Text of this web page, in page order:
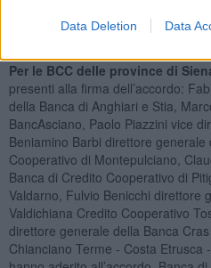
Data Deletion Data
fatto le Banche del territorio, che in
Per le BCC delle province di
presenti alla firma dell’accordo:
della Banca di Anghiari e Stia,
BancAsciano, Paolo Piazzini vice
Beniamino Barbi direttore generale
Cooperativo di Montepulciano,
Banca di Credito Cooperativo di
Valdarno, Fulvio Benicchi direttore
Valdichiana Credito Cooperativo
direttore generale della Banca
Chianciano Terme - Costa Etrusca